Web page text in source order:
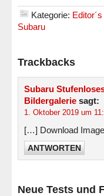
Kategorie:
Subaru
Trackbacks
Subaru
Bildergalerie sagt:
1. Oktober 2019 um
[…] Download
ANTWORTEN
Neue Tests und